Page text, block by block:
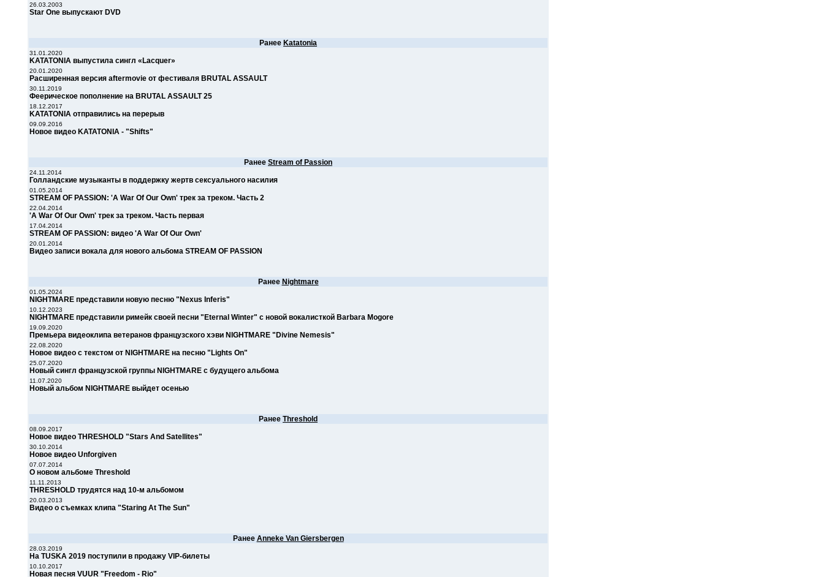
26.03.2003
Star One выпускают DVD
Ранее Katatonia
31.01.2020
KATATONIA выпустила сингл «Lacquer»
20.01.2020
Расширенная версия aftermovie от фестиваля BRUTAL ASSAULT
30.11.2019
Феерическое пополнение на BRUTAL ASSAULT 25
18.12.2017
KATATONIA отправились на перерыв
09.09.2016
Новое видео KATATONIA - "Shifts"
Ранее Stream of Passion
24.11.2014
Голландские музыканты в поддержку жертв сексуального насилия
01.05.2014
STREAM OF PASSION: 'A War Of Our Own' трек за треком. Часть 2
22.04.2014
'A War Of Our Own' трек за треком. Часть первая
17.04.2014
STREAM OF PASSION: видео 'A War Of Our Own'
20.01.2014
Видео записи вокала для нового альбома STREAM OF PASSION
Ранее Nightmare
01.05.2024
NIGHTMARE представили новую песню "Nexus Inferis"
10.12.2023
NIGHTMARE представили римейк своей песни "Eternal Winter" с новой вокалисткой Barbara Mogore
19.09.2020
Премьера видеоклипа ветеранов французского хэви NIGHTMARE "Divine Nemesis"
22.08.2020
Новое видео с текстом от NIGHTMARE на песню "Lights On"
25.07.2020
Новый сингл французской группы NIGHTMARE с будущего альбома
11.07.2020
Новый альбом NIGHTMARE выйдет осенью
Ранее Threshold
08.09.2017
Новое видео THRESHOLD "Stars And Satellites"
30.10.2014
Новое видео Unforgiven
07.07.2014
О новом альбоме Threshold
11.11.2013
THRESHOLD трудятся над 10-м альбомом
20.03.2013
Видео о съемках клипа "Staring At The Sun"
Ранее Anneke Van Giersbergen
28.03.2019
На TUSKA 2019 поступили в продажу VIP-билеты
10.10.2017
Новая песня VUUR "Freedom - Rio"